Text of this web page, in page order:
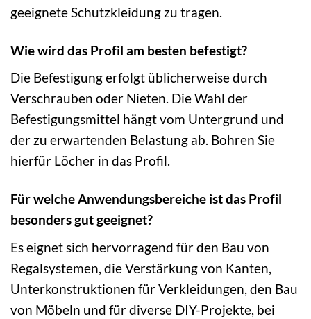
geeignete Schutzkleidung zu tragen.
Wie wird das Profil am besten befestigt?
Die Befestigung erfolgt üblicherweise durch
Verschrauben oder Nieten. Die Wahl der
Befestigungsmittel hängt vom Untergrund und
der zu erwartenden Belastung ab. Bohren Sie
hierfür Löcher in das Profil.
Für welche Anwendungsbereiche ist das Profil
besonders gut geeignet?
Es eignet sich hervorragend für den Bau von
Regalsystemen, die Verstärkung von Kanten,
Unterkonstruktionen für Verkleidungen, den Bau
von Möbeln und für diverse DIY-Projekte, bei